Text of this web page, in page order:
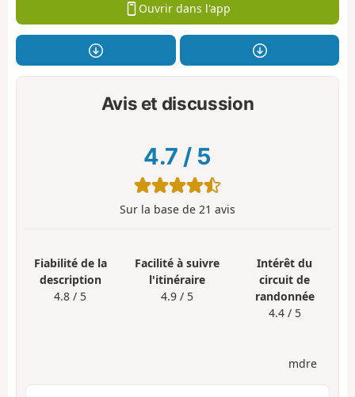
Ouvrir dans l'app
Avis et discussion
4.7 / 5
Sur la base de 21 avis
Fiabilité de la
description
4.8 / 5
Facilité à suivre
l'itinéraire
4.9 / 5
Intérêt du
circuit de
randonnée
4.4 / 5
mdre